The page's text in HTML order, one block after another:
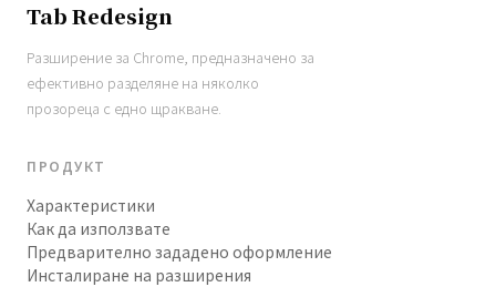
Tab Redesign
Разширение за Chrome, предназначено за
ефективно разделяне на няколко
прозореца с едно щракване.
ПРОДУКТ
Характеристики
Как да използвате
Предварително зададено оформление
Инсталиране на разширения